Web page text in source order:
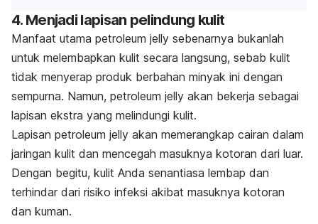
4. Menjadi lapisan pelindung kulit
Manfaat utama petroleum jelly sebenarnya bukanlah
untuk melembapkan kulit secara langsung, sebab kulit
tidak menyerap produk berbahan minyak ini dengan
sempurna. Namun, petroleum jelly akan bekerja sebagai
lapisan ekstra yang melindungi kulit.
Lapisan petroleum jelly akan memerangkap cairan dalam
jaringan kulit dan mencegah masuknya kotoran dari luar.
Dengan begitu, kulit Anda senantiasa lembap dan
terhindar dari risiko infeksi akibat masuknya kotoran
dan kuman.